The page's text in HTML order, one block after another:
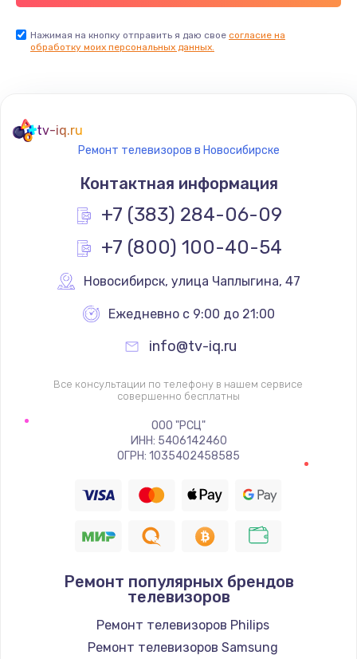
Не реагирует на кнопки
Не сопряжается с устройством
Помехи и искажение звука
Заказать
1400 руб.
Заказать
Восстановление цепи питания, пайка
880 руб.
390 руб.
Замена Bluetooth/Wi-Fi модуля
800 руб.
Нажимая на кнопку отправить я даю свое согласие на
обработку моих персональных данных.
tv-iq.ru
Ремонт телевизоров в Новосибирске
Контактная информация
+7 (383) 284-06-09
+7 (800) 100-40-54
Новосибирск, улица Чаплыгина, 47
Ежедневно с 9:00 до 21:00
info@tv-iq.ru
Все консультации по телефону в нашем сервисе
совершенно бесплатны
ООО "РСЦ"
ИНН: 5406142460
ОГРН: 1035402458585
Ремонт популярных брендов
телевизоров
Ремонт телевизоров Philips
Ремонт телевизоров Samsung